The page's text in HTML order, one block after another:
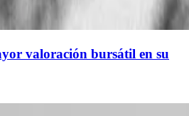
valoración bursátil en su